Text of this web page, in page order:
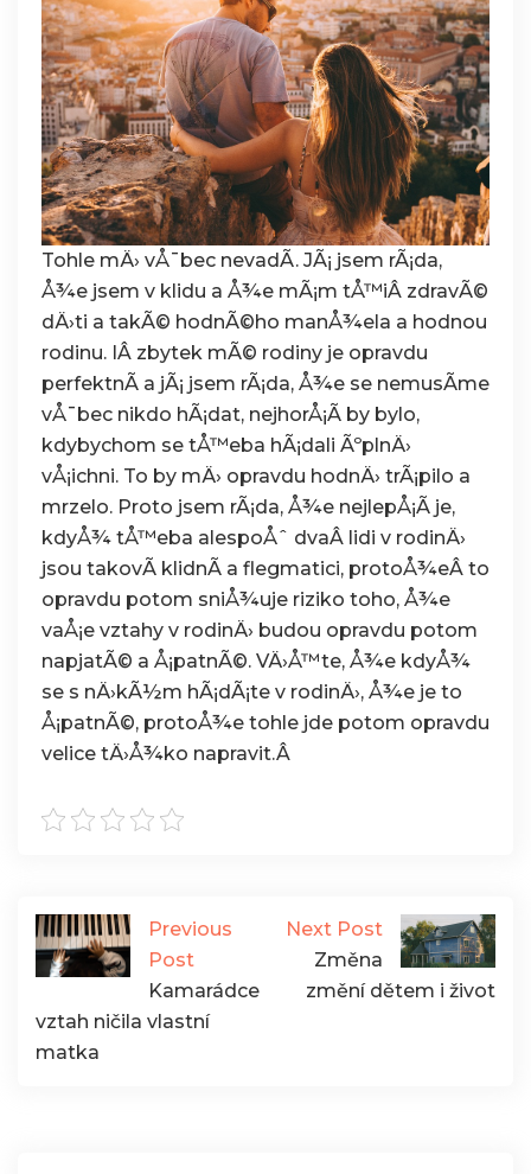
Tohle mÄ› vÅ¯bec nevadÃ­. JÃ¡ jsem rÃ¡da,
Å¾e jsem v klidu a Å¾e mÃ¡m tÅ™iÂ zdravÃ©
dÄ›ti a takÃ© hodnÃ©ho manÅ¾ela a hodnou
rodinu. IÂ zbytek mÃ© rodiny je opravdu
perfektnÃ­ a jÃ¡ jsem rÃ¡da, Å¾e se nemusÃ­me
vÅ¯bec nikdo hÃ¡dat, nejhorÅ¡Ã­ by bylo,
kdybychom se tÅ™eba hÃ¡dali ÃºplnÄ›
vÅ¡ichni. To by mÄ› opravdu hodnÄ› trÃ¡pilo a
mrzelo. Proto jsem rÃ¡da, Å¾e nejlepÅ¡Ã­ je,
kdyÅ¾ tÅ™eba alespoÅˆ dvaÂ lidi v rodinÄ›
jsou takovÃ­ klidnÃ­ a flegmatici, protoÅ¾eÂ to
opravdu potom sniÅ¾uje riziko toho, Å¾e
vaÅ¡e vztahy v rodinÄ› budou opravdu potom
napjatÃ© a Å¡patnÃ©. VÄ›Å™te, Å¾e kdyÅ¾
se s nÄ›kÃ½m hÃ¡dÃ¡te v rodinÄ›, Å¾e je to
Å¡patnÃ©, protoÅ¾e tohle jde potom opravdu
velice tÄ›Å¾ko napravit.Â
Previous
Post
Kamarádce
vztah ničila vlastní
matka
Next Post
Změna
změní dětem i život